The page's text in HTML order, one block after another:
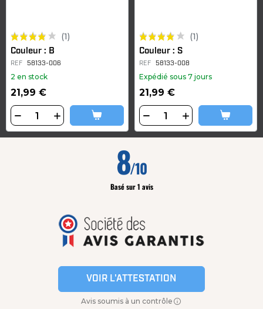
(1)
Couleur : B
REF 58133-006
2 en stock
21,99 €
(1)
Couleur : S
REF 58133-008
Expédié sous 7 jours
21,99 €
8/10
Basé sur 1 avis
VOIR L'ATTESTATION
Avis soumis à un contrôle